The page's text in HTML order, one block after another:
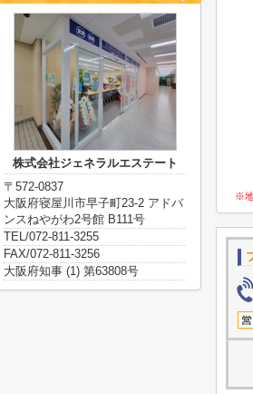
※地
株式会社ジェネラルエステート
〒572-0837
大阪府寝屋川市早子町23-2 アドバ
ンスねやがわ2号館 B111号
TEL/072-811-3255
FAX/072-811-3256
大阪府知事 (1) 第63808号